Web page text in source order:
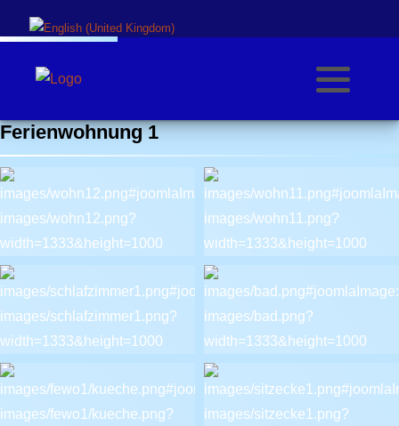
Sprache auswählen
Ferienwohnung 1